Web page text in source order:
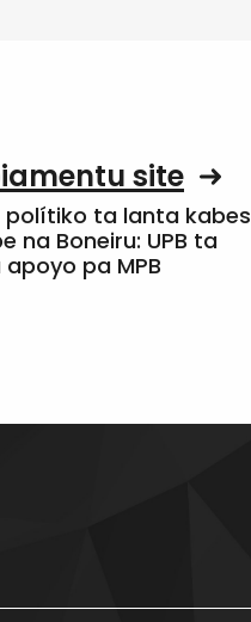
site
polítiko ta lanta kabes
na Boneiru: UPB ta
pa MPB